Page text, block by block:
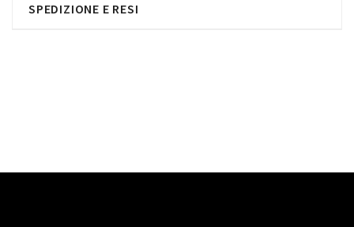
SPEDIZIONE E RESI